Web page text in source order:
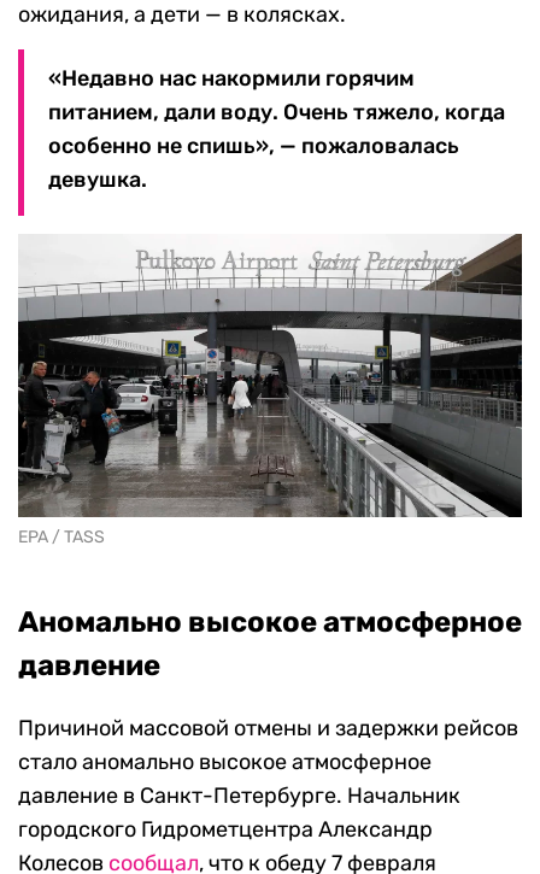
ожидания, а дети — в колясках.
«Недавно нас накормили горячим
питанием, дали воду. Очень тяжело, когда
особенно не спишь», — пожаловалась
девушка.
EPA / TASS
Аномально высокое атмосферное
давление
Причиной массовой отмены и задержки рейсов
стало аномально высокое атмосферное
давление в Санкт-Петербурге. Начальник
городского Гидрометцентра Александр
Колесов сообщал, что к обеду 7 февраля